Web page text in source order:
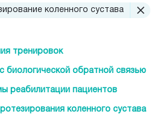
коленного сустава
тренировок
биологической обратной связью
реабилитации пациентов
коленного сустава